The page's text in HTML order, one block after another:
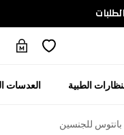
الطبية العدسات
للجنسين